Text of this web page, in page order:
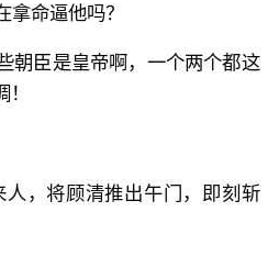
拿命逼他吗？
朝臣是皇帝啊，一个两个都这
人，将顾清推出午门，即刻斩